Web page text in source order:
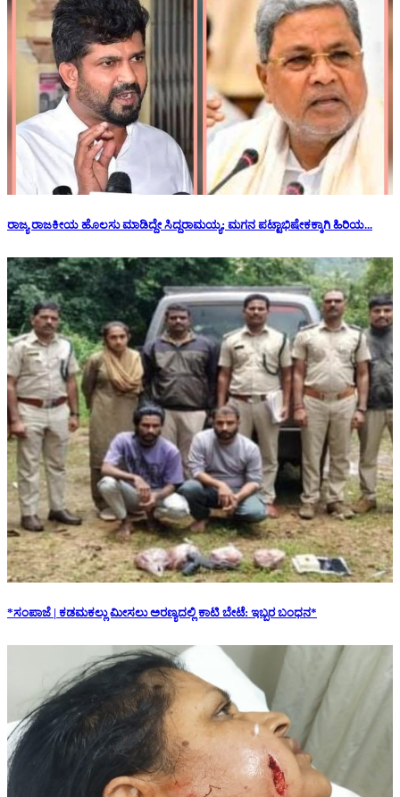
ರಾಜ್ಯ ರಾಜಕೀಯ ಹೊಲಸು ಮಾಡಿದ್ದೇ ಸಿದ್ದರಾಮಯ್ಯ; ಮಗನ ಪಟ್ಟಾಭಿಷೇಕಕ್ಕಾಗಿ ಹಿರಿಯ...
*ಸಂಪಾಜೆ | ಕಡಮಕಲ್ಲು ಮೀಸಲು ಅರಣ್ಯದಲ್ಲಿ ಕಾಟಿ ಬೇಟೆ: ಇಬ್ಬರ ಬಂಧನ*